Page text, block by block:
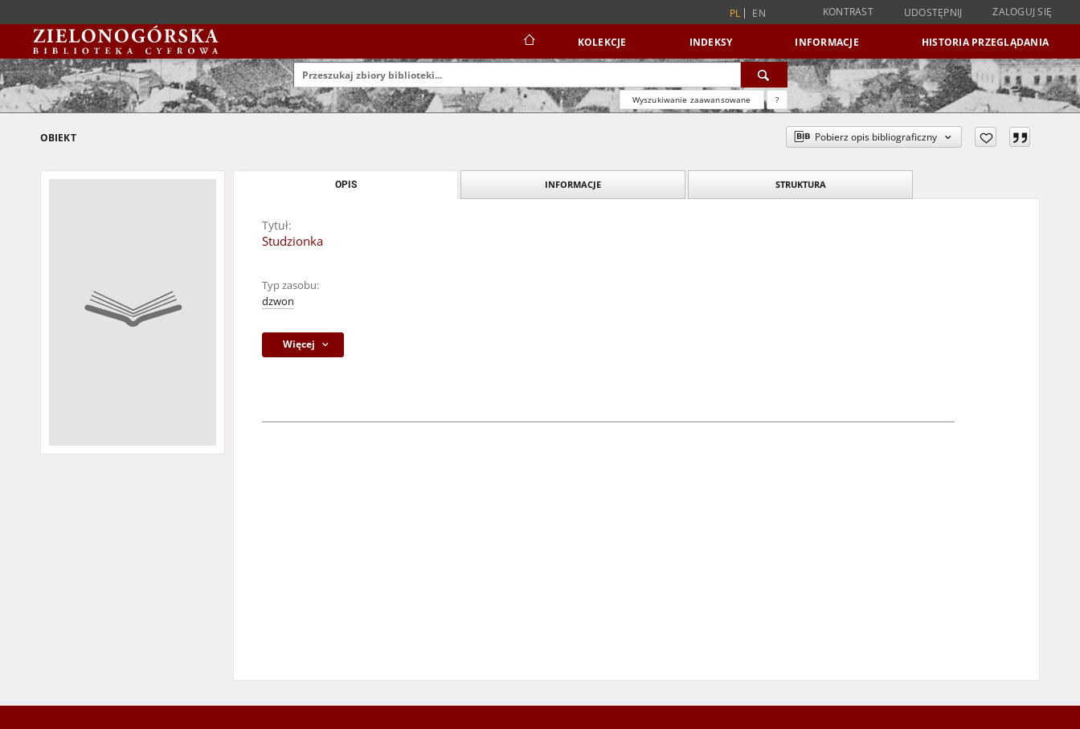
PL EN KONTRAST UDOSTĘPNIJ ZALOGUJ SIĘ
KOLEKCJE INDEKSY INFORMACJE HISTORIA PRZEGLĄDANIA
Wyszukiwanie zaawansowane ?
OBIEKT Pobierz opis bibliograficzny
OPIS INFORMACJE STRUKTURA
Tytuł:
Studzionka
Typ zasobu:
dzwon
Więcej